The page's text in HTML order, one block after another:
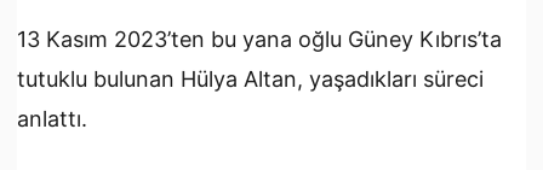
13 Kasım 2023’ten bu yana oğlu Güney Kıbrıs’ta
tutuklu bulunan Hülya Altan, yaşadıkları süreci
anlattı.